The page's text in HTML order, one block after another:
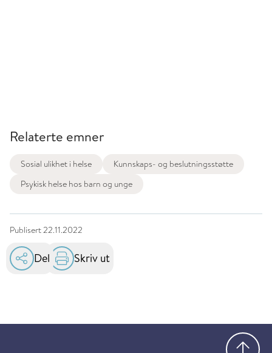
Relaterte emner
Sosial ulikhet i helse
Kunnskaps- og beslutningsstøtte
Psykisk helse hos barn og unge
Publisert22.11.2022
Del Skriv ut